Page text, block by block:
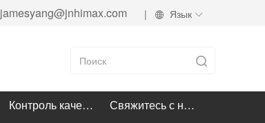
jamesyang@jnhimax.com | Язык
Контроль качества Свяжитесь с нами